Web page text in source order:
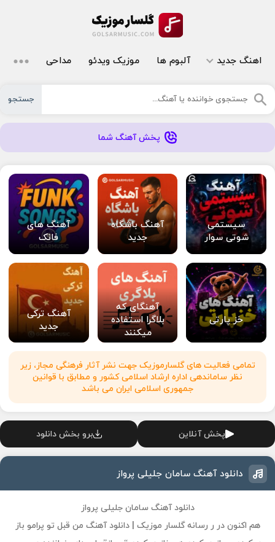
اهنگ جدید آلبوم ها موزیک ویدئو مداحی
جستجو
پخش آهنگ شما
سیستمی
شوتی سوار
آهنگ باشگاه
جدید
آهنگ های
فانک
خز پارتی
آهنگای که
بلاگرا استفاده
میکنند
آهنگ ترکی
جدید
تمامی فعالیت های گلسارموزیک جهت نشر آثار فرهنگی مجاز، زیر
نظر ساماندهی اداره ارشاد اسلامی کشور و مطابق با قوانین
جمهوری اسلامی ایران می باشد
پخش آنلاین برو بخش دانلود
دانلود آهنگ سامان جلیلی پرواز
دانلود آهنگ سامان جلیلی پرواز
هم اکنون در ر رسانه گلسار موزیک | دانلود آهنگ من قبل تو پرامو باز